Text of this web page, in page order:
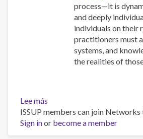
process—it is
and deeply
individuals on their
practitioners must
systems, and
the realities of
Lee más
Resources
for
Building
ISSUP members can join Networks
Sign inor become a member